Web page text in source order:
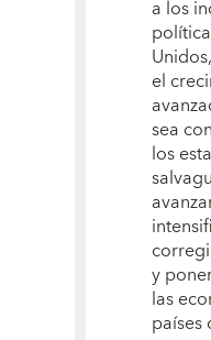
a los
el
sea
los
y
las
países